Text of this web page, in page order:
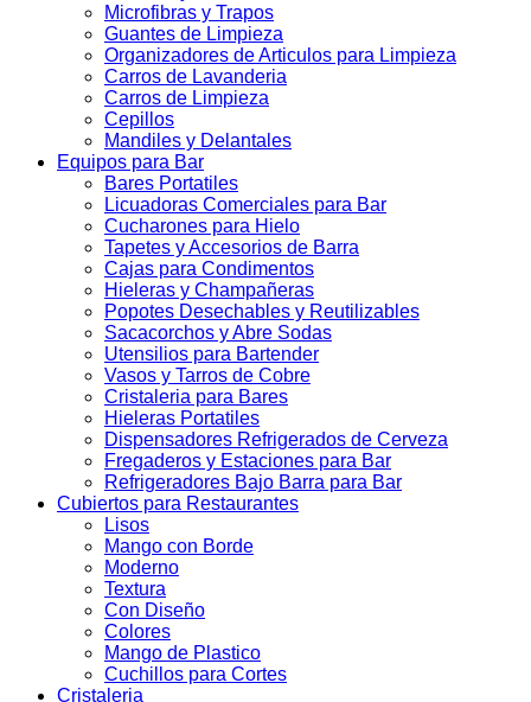
Microfibras y Trapos
Guantes de Limpieza
Organizadores de Articulos para Limpieza
Carros de Lavanderia
Carros de Limpieza
Cepillos
Mandiles y Delantales
Equipos para Bar
Bares Portatiles
Licuadoras Comerciales para Bar
Cucharones para Hielo
Tapetes y Accesorios de Barra
Cajas para Condimentos
Hieleras y Champañeras
Popotes Desechables y Reutilizables
Sacacorchos y Abre Sodas
Utensilios para Bartender
Vasos y Tarros de Cobre
Cristaleria para Bares
Hieleras Portatiles
Dispensadores Refrigerados de Cerveza
Fregaderos y Estaciones para Bar
Refrigeradores Bajo Barra para Bar
Cubiertos para Restaurantes
Lisos
Mango con Borde
Moderno
Textura
Con Diseño
Colores
Mango de Plastico
Cuchillos para Cortes
Cristaleria